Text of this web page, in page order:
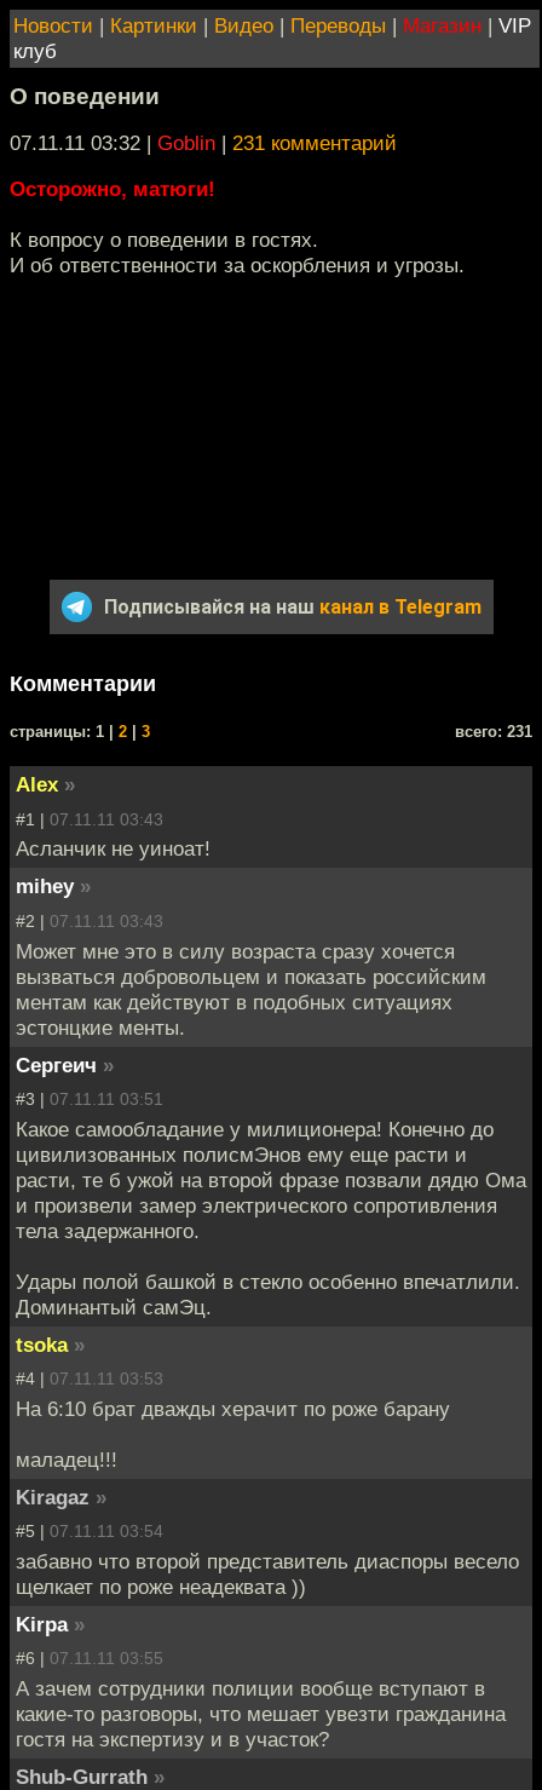
Новости | Картинки | Видео | Переводы | Магазин | VIP
клуб
О поведении
07.11.11 03:32 | Goblin | 231 комментарий
Осторожно, матюги!
К вопросу о поведении в гостях.
И об ответственности за оскорбления и угрозы.
Подписывайся на наш канал в Telegram
Комментарии
cтраницы: 1 | 2 3 всего: 231
Alex »
#1 | 07.11.11 03:43
Асланчик не уиноат!
mihey »
#2 | 07.11.11 03:43
Может мне это в силу возраста сразу хочется
вызваться добровольцем и показать российским
ментам как действуют в подобных ситуациях
эстонцкие менты.
Сергеич »
#3 | 07.11.11 03:51
Какое самообладание у милиционера! Конечно до
цивилизованных полисмЭнов ему еще расти и
расти, те б ужой на второй фразе позвали дядю Ома
и произвели замер электрического сопротивления
тела задержанного.
Удары полой башкой в стекло особенно впечатлили.
Доминантый самЭц.
tsoka »
#4 | 07.11.11 03:53
На 6:10 брат дважды херачит по роже барану
маладец!!!
Kiragaz »
#5 | 07.11.11 03:54
забавно что второй представитель диаспоры весело
щелкает по роже неадеквата ))
Kirpa »
#6 | 07.11.11 03:55
А зачем сотрудники полиции вообще вступают в
какие-то разговоры, что мешает увезти гражданина
гостя на экспертизу и в участок?
Shub-Gurrath »